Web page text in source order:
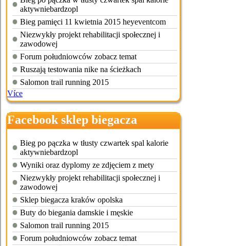
aktywniebardzopl
Bieg pamięci 11 kwietnia 2015 heyeventcom
Niezwykły projekt rehabilitacji społecznej i
zawodowej
Forum południowców zobacz temat
Ruszają testowania nike na ścieżkach
Salomon trail running 2015
Více
Facebook sklep biegacza
kraków
Bieg po pączka w tłusty czwartek spal kalorie
aktywniebardzopl
Wyniki oraz dyplomy ze zdjęciem z mety
Niezwykły projekt rehabilitacji społecznej i
zawodowej
Sklep biegacza kraków opolska
Buty do biegania damskie i męskie
Salomon trail running 2015
Forum południowców zobacz temat